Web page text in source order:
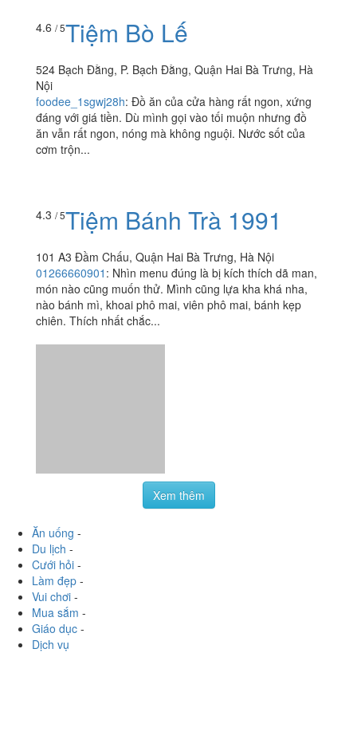
177 Vĩnh Hưng, Quận Hai Bà Trưng, Hà Nội
TrungThanh1917 :Đã 2 lần đặt trà sữa trân châu đường
đen...lần đầu giao không đường đen tưởng quán
quên...đến lần này thì t hiểu là do quán đặt tên cho vui
thôi..
4.6 Tiệm Bò Lế
Nội
foodee_1sgwj28h :Đồ ăn của cửa hàng rất ngon, xứng
đáng với giá tiền. Dù mình gọi vào tối muộn nhưng đồ
ăn vẫn rất ngon, nóng mà không nguội. Nước sốt của
cơm trộn...
4.3/ 5Tiệm Bánh Trà 1991
Xem thêm
Ăn uống
Du lịch-
Cưới hỏi-
Làm đẹp
Vui chơi-
Mua sắm
Giáo dục
Dịch vụ